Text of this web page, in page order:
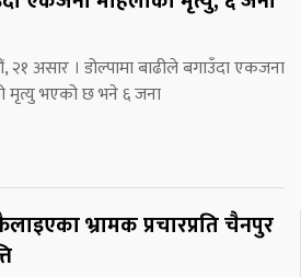
२१ असार । डोल्पामा बाढीले बगाउँदा एकजना
मृत्यु भएको छ भने ६ जना
भ्रामक प्रचारप्रति चैनपुर